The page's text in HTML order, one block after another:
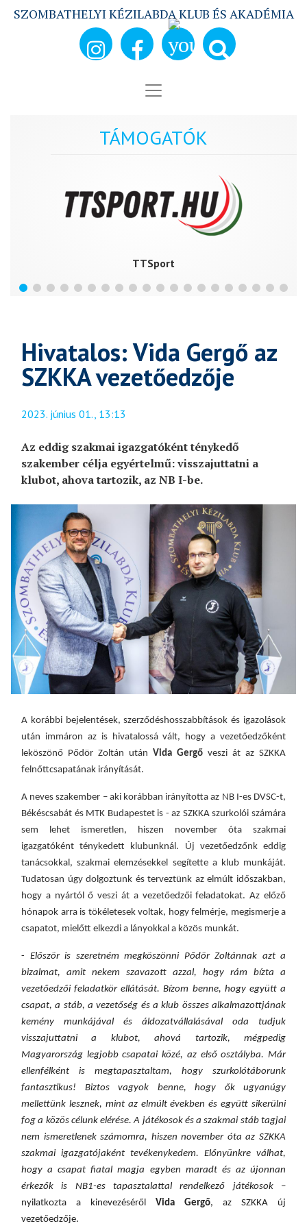
SZOMBATHELYI KÉZILABDA KLUB ÉS AKADÉMIA
TÁMOGATÓK
TTSport
Hivatalos: Vida Gergő az
SZKKA vezetőedzője
2023. június 01., 13:13
Az eddig szakmai igazgatóként ténykedő
szakember célja egyértelmű: visszajuttatni a
klubot, ahova tartozik, az NB I-be.
A korábbi bejelentések, szerződéshosszabbítások és igazolások
után immáron az is hivatalossá vált, hogy a vezetőedzőként
leköszönő Pődör Zoltán után Vida Gergő veszi át az SZKKA
felnőttcsapatának irányítását.
A neves szakember – aki korábban irányította az NB I-es DVSC-t,
Békéscsabát és MTK Budapestet is - az SZKKA szurkolói számára
sem lehet ismeretlen, hiszen november óta szakmai
igazgatóként ténykedett klubunknál. Új vezetőedzőnk eddig
tanácsokkal,szakmaielemzésekkel segítette a klub munkáját.
Tudatosan úgy dolgoztunk és terveztünk az elmúlt időszakban,
hogy a nyártól ő veszi át a vezetőedzői feladatokat. Az előző
hónapok arra is tökéletesek voltak, hogy felmérje, megismerje a
csapatot, mielőtt elkezdi a lányokkal a közös munkát.
- Először is szeretném megköszönni Pődör Zoltánnak azt a
bizalmat, amit nekem szavazott azzal, hogy rám bízta a
vezetőedzői feladatkör ellátását. Bízom benne, hogy együtt a
csapat, a stáb, a vezetőség és a klub összes alkalmazottjának
kemény munkájával és áldozatvállalásával oda tudjuk
visszajuttatni a klubot, ahová tartozik, mégpedig
Magyarország legjobb csapatai közé, az első osztályba. Már
ellenfélként is megtapasztaltam, hogy szurkolótáborunk
fantasztikus! Biztos vagyok benne, hogy ők ugyanúgy
mellettünk lesznek, mint az elmúlt években és együtt sikerülni
fog a közös célunk elérése. A játékosok és a szakmai stáb tagjai
nem ismeretlenek számomra, hiszen november óta az SZKKA
szakmai igazgatójaként tevékenykedem. Előnyünkre válhat,
hogy a csapat fiatal magja egyben maradt és az újonnan
érkezők is NB1-es tapasztalattal rendelkező játékosok–
nyilatkozta a kinevezéséről Vida Gergő, az SZKKA új
vezetőedzője.